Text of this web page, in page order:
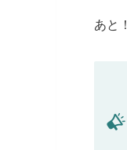
あと！